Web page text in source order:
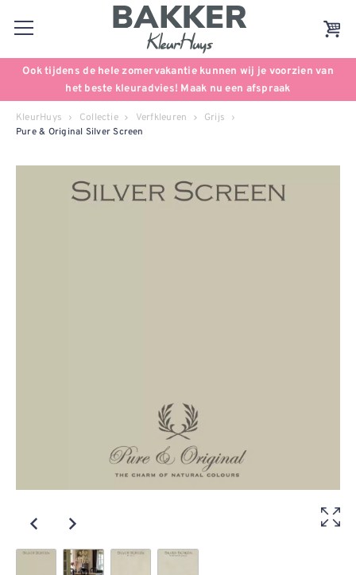
Ook tijdens de hele zomervakantie kunnen wij je voorzien van
het beste kleuradvies! Maak nu een afspraak
KleurHuys Collectie Verfkleuren Grijs
Pure & Original Silver Screen